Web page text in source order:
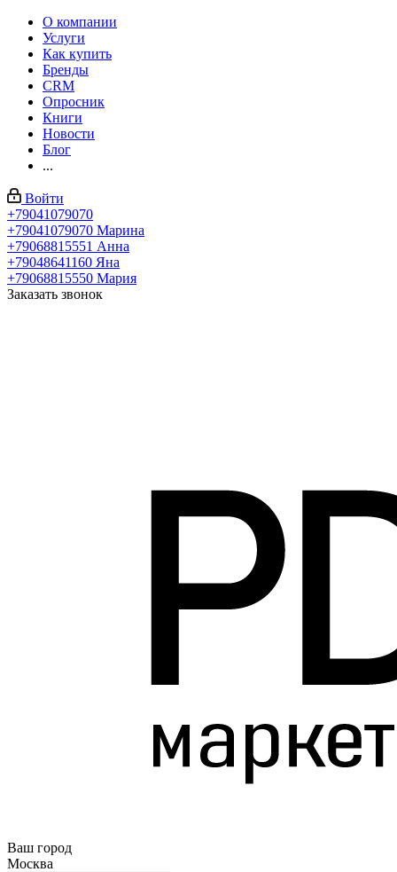
О компании
Услуги
Как купить
Бренды
CRM
Опросник
Книги
Новости
Блог
...
Войти
+79041079070
+79041079070 Марина
+79068815551 Анна
+79048641160 Яна
+79068815550 Мария
Заказать звонок
Ваш город
Москва